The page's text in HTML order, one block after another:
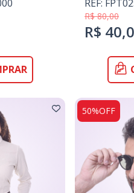
REF:
R$ 80,00
R$
50%OFF